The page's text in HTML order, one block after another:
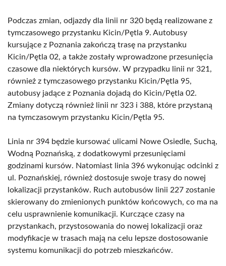
Podczas zmian, odjazdy dla linii nr 320 będą realizowane z
tymczasowego przystanku Kicin/Pętla 9. Autobusy
kursujące z Poznania zakończą trasę na przystanku
Kicin/Pętla 02, a także zostały wprowadzone przesunięcia
czasowe dla niektórych kursów. W przypadku linii nr 321,
również z tymczasowego przystanku Kicin/Pętla 95,
autobusy jadące z Poznania dojadą do Kicin/Pętla 02.
Zmiany dotyczą również linii nr 323 i 388, które przystaną
na tymczasowym przystanku Kicin/Pętla 95.
Linia nr 394 będzie kursować ulicami Nowe Osiedle, Suchą,
Wodną Poznańską, z dodatkowymi przesunięciami
godzinami kursów. Natomiast linia 396 wykonując odcinki z
ul. Poznańskiej, również dostosuje swoje trasy do nowej
lokalizacji przystanków. Ruch autobusów linii 227 zostanie
skierowany do zmienionych punktów końcowych, co ma na
celu usprawnienie komunikacji. Kurczące czasy na
przystankach, przystosowania do nowej lokalizacji oraz
modyfikacje w trasach mają na celu lepsze dostosowanie
systemu komunikacji do potrzeb mieszkańców.